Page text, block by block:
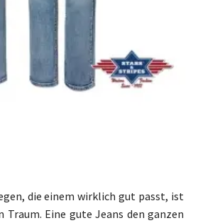
die einem wirklich gut passt, ist
Traum. Eine gute Jeans den ganzen